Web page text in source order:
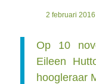
2 februari 2016
Op 10
Eileen
hoogleraar